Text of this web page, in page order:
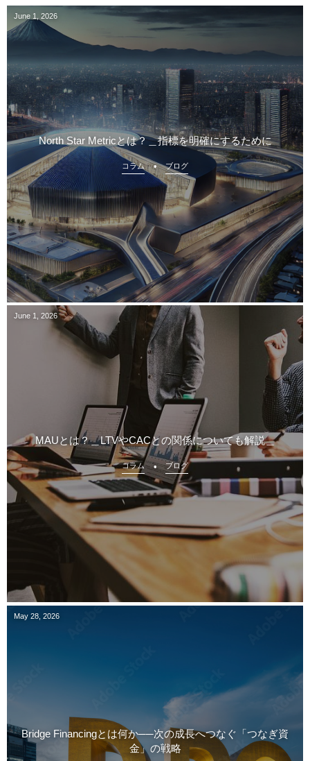
June 1 2026
North Star Metricとは？＿指標を明確にするために
コラム ブログ
June 1, 2026
MAUとは？＿LTVやCACとの関係についても解説＿
コラム ブログ
May 28 2026
Bridge Financingとは何か──次の成長へつなぐ「つなぎ資
金」の戦略